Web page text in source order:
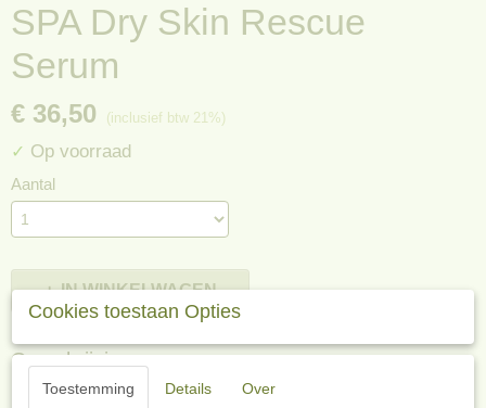
SPA Dry Skin Rescue
Serum
€ 36,50 (inclusief btw 21%)
✓ Op voorraad
Aantal
IN WINKELWAGEN
Omschrijving
Het SPA Dry Skin Rescue Serum uit de
Cookies toestaan Opties
Toestemming Details Over